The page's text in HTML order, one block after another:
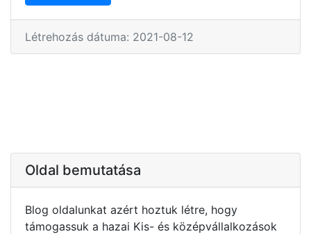
Létrehozás dátuma: 2021-08-12
Oldal bemutatása
Blog oldalunkat azért hoztuk létre, hogy
támogassuk a hazai Kis- és középvállalkozások